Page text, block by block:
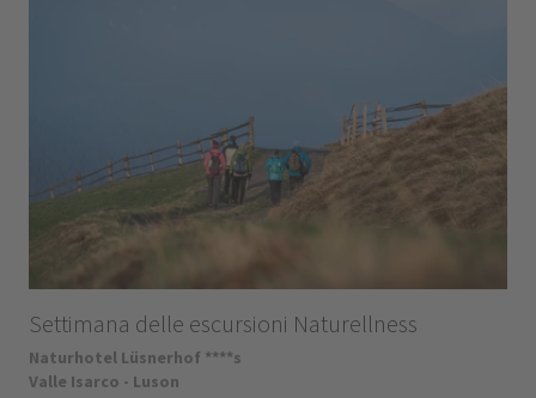
Settimana delle escursioni Naturellness
Naturhotel Lüsnerhof ****s
Valle Isarco - Luson